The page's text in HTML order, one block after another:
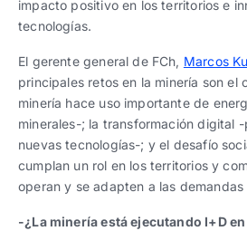
impacto positivo en los territorios e
tecnologías.
El gerente general de FCh, Marcos
principales retos en la minería son el
minería hace uso importante de
minerales-; la transformación digital
nuevas tecnologías-; y el desafío
cumplan un rol en los territorios y
operan y se adapten a las
-¿La minería está ejecutando I+D